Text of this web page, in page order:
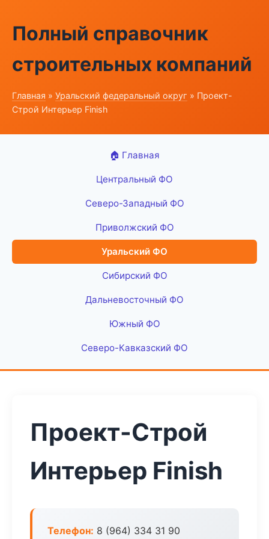
Полный справочник
строительных компаний
Главная » Уральский федеральный округ » Проект-
Строй Интерьер Finish
🏠 Главная
Центральный ФО
Северо-Западный ФО
Приволжский ФО
Уральский ФО
Сибирский ФО
Дальневосточный ФО
Южный ФО
Северо-Кавказский ФО
Проект-Строй
Интерьер Finish
Телефон: 8 (964) 334 31 90